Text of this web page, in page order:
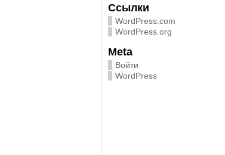
Ссылки
WordPress.com
WordPress.org
Meta
Войти
WordPress